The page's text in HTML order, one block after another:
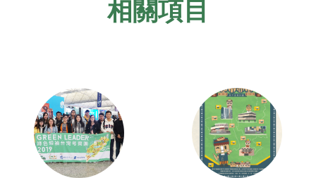
相關項目